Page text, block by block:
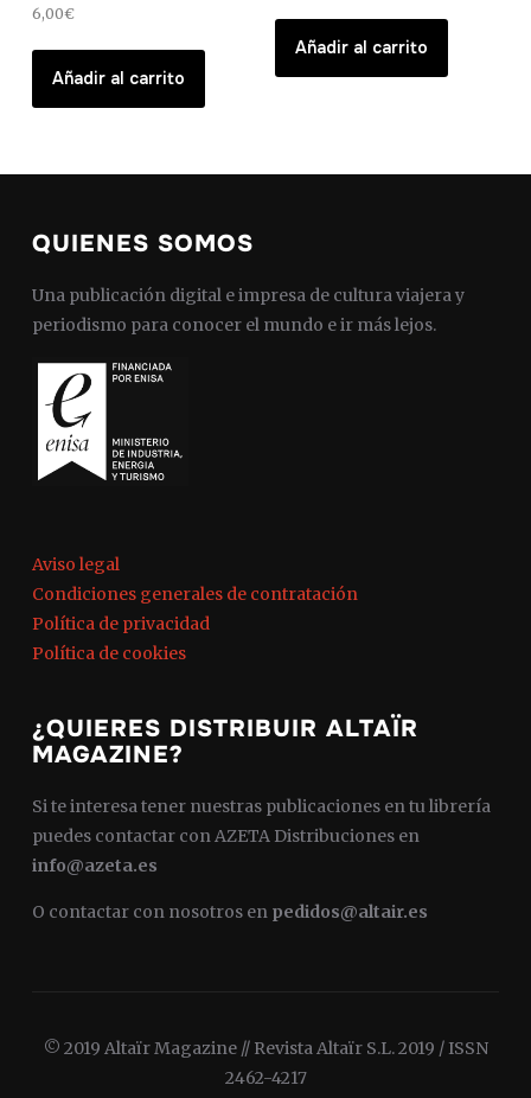
6,00€
Añadir al carrito
Añadir al carrito
QUIENES SOMOS
Una publicación digital e impresa de cultura viajera y
periodismo para conocer el mundo e ir más lejos.
Aviso legal
Condiciones generales de contratación
Política de privacidad
Política de cookies
¿QUIERES DISTRIBUIR ALTAÏR
MAGAZINE?
Si te interesa tener nuestras publicaciones en tu librería
puedes contactar con AZETA Distribuciones en
info@azeta.es
O contactar con nosotros en pedidos@altair.es
© 2019 Altaïr Magazine // Revista Altaïr S.L. 2019 / ISSN
2462-4217